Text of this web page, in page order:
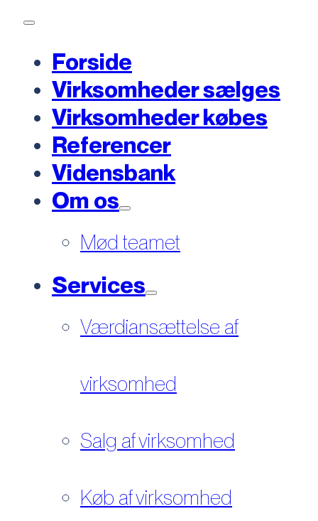
Forside
Virksomheder sælges
Virksomheder købes
Referencer
Vidensbank
Om os
Mød teamet
Services
Værdiansættelse af
virksomhed
Salg af virksomhed
Køb af virksomhed